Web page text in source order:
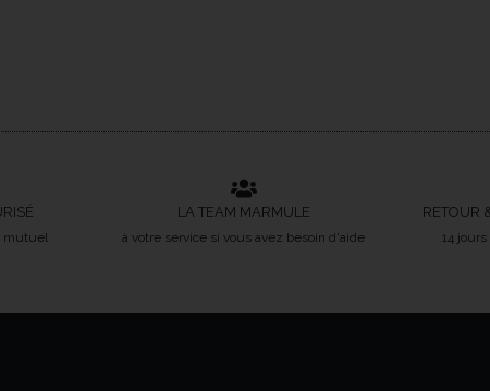
mutuel
LA TEAM MARMULE
à votre service si vous avez besoin d'aide
RETOUR
14